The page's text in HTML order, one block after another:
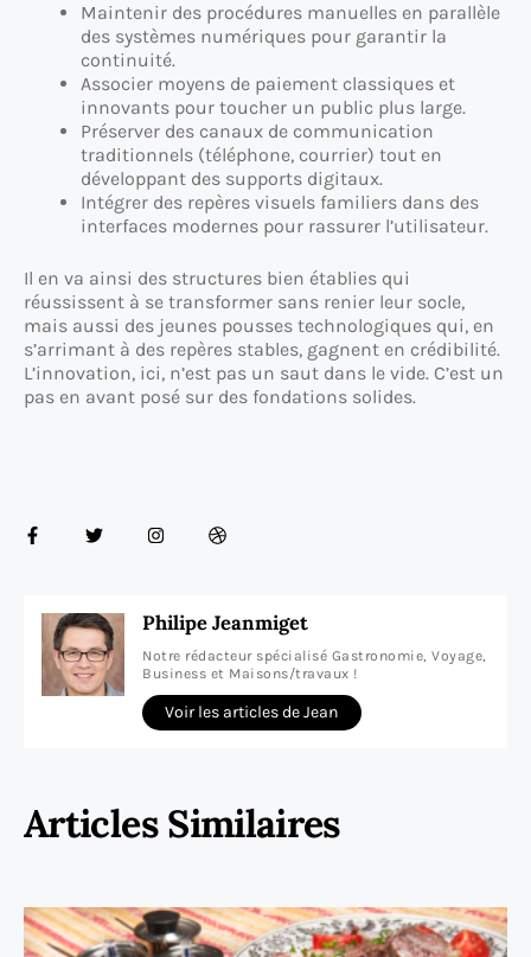
Maintenir des procédures manuelles en parallèle
des systèmes numériques pour garantir la
continuité.
Associer moyens de paiement classiques et
innovants pour toucher un public plus large.
Préserver des canaux de communication
traditionnels (téléphone, courrier) tout en
développant des supports digitaux.
Intégrer des repères visuels familiers dans des
interfaces modernes pour rassurer l’utilisateur.
Il en va ainsi des structures bien établies qui
réussissent à se transformer sans renier leur socle,
mais aussi des jeunes pousses technologiques qui, en
s’arrimant à des repères stables, gagnent en crédibilité.
L’innovation, ici, n’est pas un saut dans le vide. C’est un
pas en avant posé sur des fondations solides.
Philipe Jeanmiget
Notre rédacteur spécialisé Gastronomie, Voyage,
Business et Maisons/travaux !
Voir les articles de Jean
Articles Similaires